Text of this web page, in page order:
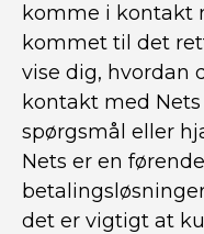
komme i kontakt
kommet til det
vise dig, hvordan
kontakt med
spørgsmål eller
Nets er en
det er vigtigt at